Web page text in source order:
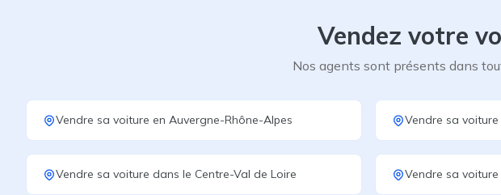
Vendez votre
Nos agents sont présents dans
Vendre sa voiture en Auvergne-Rhône-Alpes Vendre sa voiture
Vendre sa voiture dans le Centre-Val de Loire Vendre sa voiture